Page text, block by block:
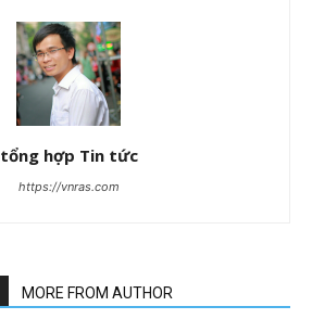
tổng hợp Tin tức
https://vnras.com
MORE FROM AUTHOR